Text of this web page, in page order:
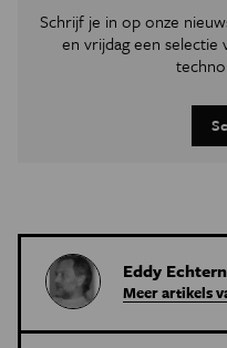
Schrijf je in op onze
en vrijdag een selectie
Eddy
Meer artikels